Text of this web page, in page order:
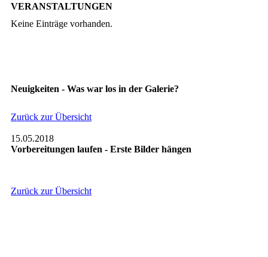
VERANSTALTUNGEN
Keine Einträge vorhanden.
Neuigkeiten - Was war los in der Galerie?
Zurück zur Übersicht
15.05.2018
Vorbereitungen laufen - Erste Bilder hängen
Zurück zur Übersicht